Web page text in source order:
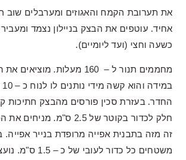
את תערובת הקמח והאגוזים ומערבלים שוב
אחיד. עוטפים את הבצק בניילון נצמד
כשעה וחצי (ועד ליומיים).
מחממים תנור ל – 160 מעלות.
החדר. בעזרת סכין פורסים מהבצק חתיכות
חלק לכדור בקוטר של 2.5 ס"מ.
זה מזה בתבנית אפייה מרופדת בנייר אפייה.
משטחים כל כדור